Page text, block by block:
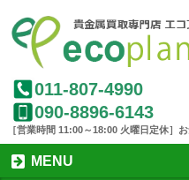
011-807-4990
090-8896-6143
MENU